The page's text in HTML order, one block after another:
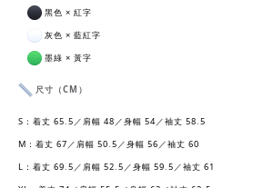
黑色 × 紅字
灰色 × 藍紅字
墨綠 × 黃字
尺寸（CM）
S：着丈 65.5／肩幅 48／身幅 54／袖丈 58.5
M：着丈 67／肩幅 50.5／身幅 56／袖丈 60
L：着丈 69.5／肩幅 52.5／身幅 59.5／袖丈 61